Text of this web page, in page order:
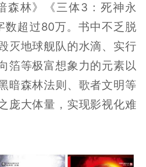
森林》《三体3：死神永
数超过80万。书中不乏脱
灭地球舰队的水滴、实行
箔等极富想象力的元素以
暗森林法则、歌者文明等
庞大体量，实现影视化难